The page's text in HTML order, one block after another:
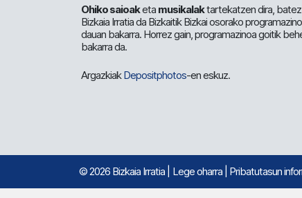
Ohiko saioaketa musikalaktartekatzen dira, batez
Bizkaia Irratia da Bizkaitik Bizkai osorako
dauan bakarra. Horrez gain, programazinoa goitik
bakarra da.
ArgazkiakDepositphotos-en eskuz.
© 2026 Bizkaia Irratia Lege oharra Pribatutasun